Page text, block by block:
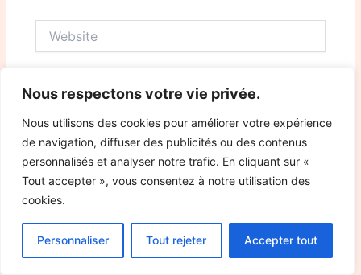
Nous respectons votre vie privée.
Nous utilisons des cookies pour améliorer votre expérience
de navigation, diffuser des publicités ou des contenus
personnalisés et analyser notre trafic. En cliquant sur «
Tout accepter », vous consentez à notre utilisation des
cookies.
Personnaliser Tout rejeter Accepter tout
Save my name, email, and website in this browser
for the next time I comment.